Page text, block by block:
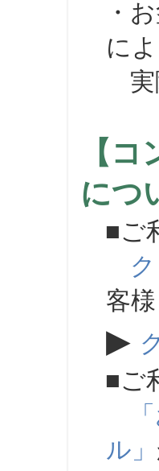
・お
に
実際
【
につ
■ご
客様
▶
■ご
ル」